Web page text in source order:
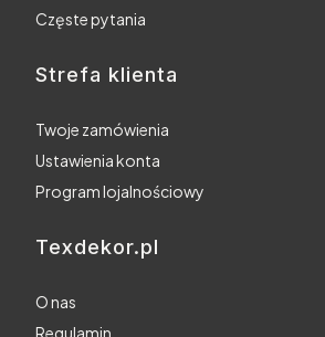
Częste pytania
Strefa klienta
Twoje zamówienia
Ustawienia konta
Program lojalnościowy
Texdekor.pl
O nas
Regulamin